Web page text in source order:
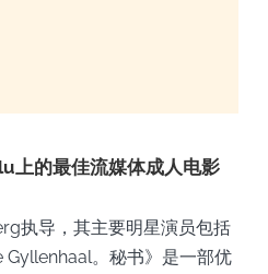
的最佳流媒体成人电影
执导，其主要明星演员包括
。秘书》是一部优